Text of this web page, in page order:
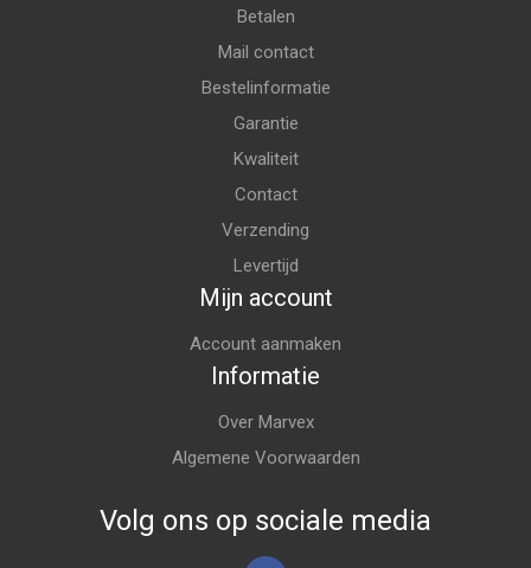
Betalen
Mail contact
Bestelinformatie
Garantie
Kwaliteit
Contact
Verzending
Levertijd
Mijn account
Account aanmaken
Informatie
Over Marvex
Algemene Voorwaarden
Volg ons op sociale media